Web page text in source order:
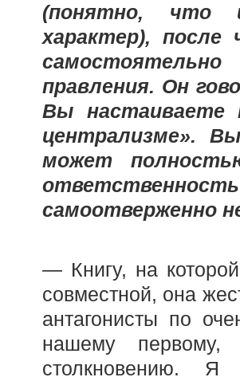
(понятно, что
характер), после
правления. Он
Вы настаиваете
централизме».
может
самоотверженно
— Книгу, на
совместной, она
антагонисты по
нашему
столкновению.